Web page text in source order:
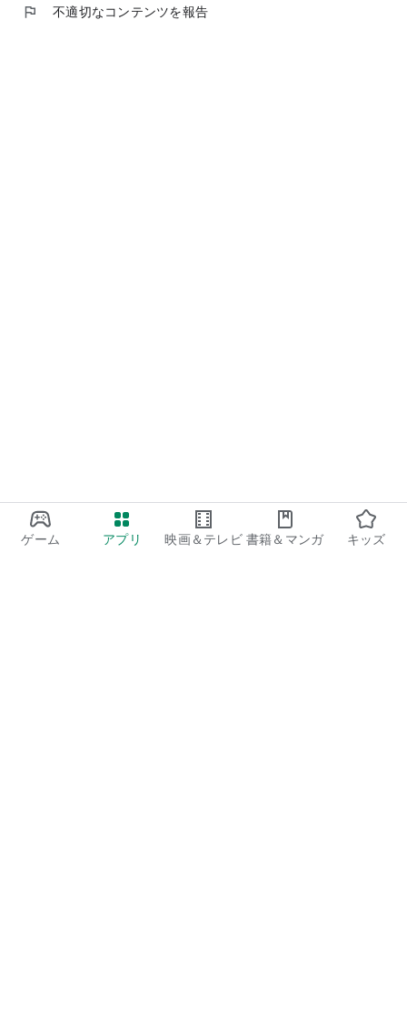
ゲーム アプリ 映画＆テレビ 書籍＆マンガ キッズ
✓ すべての画像にGPSカメラのタイムスタンプを記録
flag 不適切なコンテンツを報告